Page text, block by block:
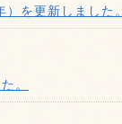
を更新しました。
。